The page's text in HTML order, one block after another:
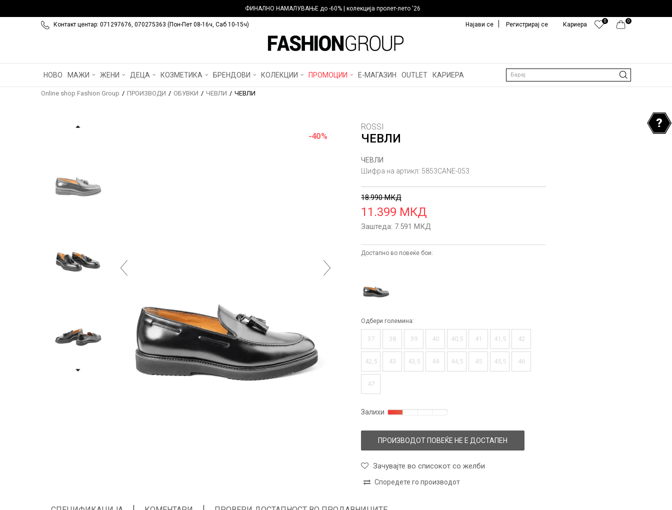
ФИНАЛНО НАМАЛУВАЊЕ до -60% | колекција пролет-лето '26
Контакт центар: 071297676, 070275363 (Пон-Пет 08-16ч, Саб 10-15ч) 0
0
Кариера
Најави се Регистрирај се
НОВО МАЖИ ЖЕНИ ДЕЦА КОЗМЕТИКА БРЕНДОВИ КОЛЕКЦИИ ПРОМОЦИИ Е-МАГАЗИН OUTLET КАРИЕРА Барај
Online shop Fashion Group ПРОИЗВОДИ ОБУВКИ ЧЕВЛИ ЧЕВЛИ
-40%
ROSSI
ЧЕВЛИ
ЧЕВЛИ
Шифра на артикл: 5853CANE-053
18.990 МКД
11.399 МКД
Заштеда: 7.591 МКД
Достапно во повеќе бои:
Одбери големина:
37 38 39 40 40,5 41 41,5 42
42,5 43 43,5 44 44,5 45 45,5 46
47
Залихи
ПРОИЗВОДОТ ПОВЕЌЕ НЕ Е ДОСТАПЕН
Зачувајте во списокот со желби
Споредете го производот